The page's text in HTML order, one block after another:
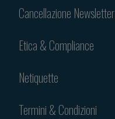
Cancellazione Newsletter
Etica & Compliance
Netiquette
Termini & Condizioni